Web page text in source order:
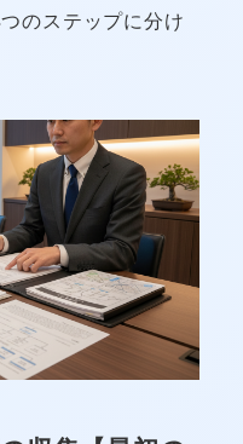
のステップに分け